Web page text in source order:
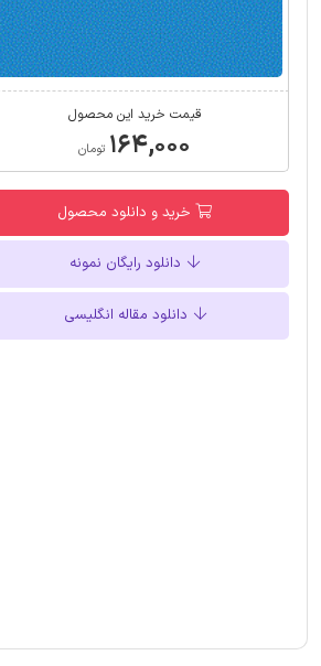
قیمت خرید این محصول
۱۶۴,۰۰۰ تومان
خرید و دانلود محصول
دانلود رایگان نمونه
دانلود مقاله انگلیسی